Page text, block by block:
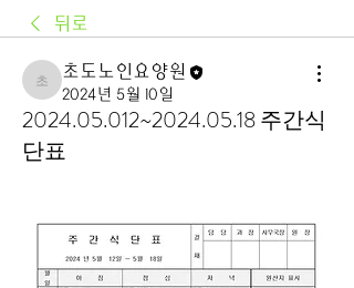
뒤로
초도노인요양원
초도노인요양원
2024년 5월 10일
2024.05.012~2024.05.18 주간식
단표